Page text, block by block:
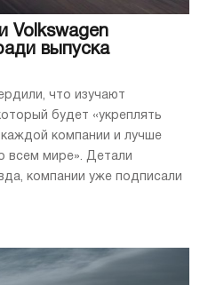
Volkswagen
выпуска
что изучают
будет «укреплять
компании и лучше
всем мире». Детали
компании уже подписали